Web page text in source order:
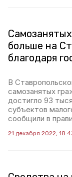
больше на
благодаря
В
самозанятых
достигло 93
субъектов
сообщили в
21 декабря 2022,